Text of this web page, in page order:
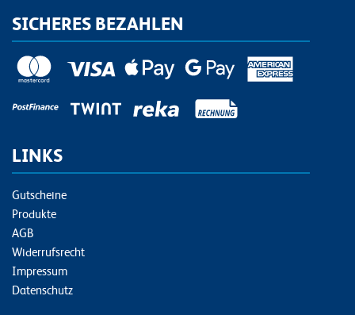
SICHERES BEZAHLEN
LINKS
Gutscheine
Produkte
AGB
Widerrufsrecht
Impressum
Datenschutz